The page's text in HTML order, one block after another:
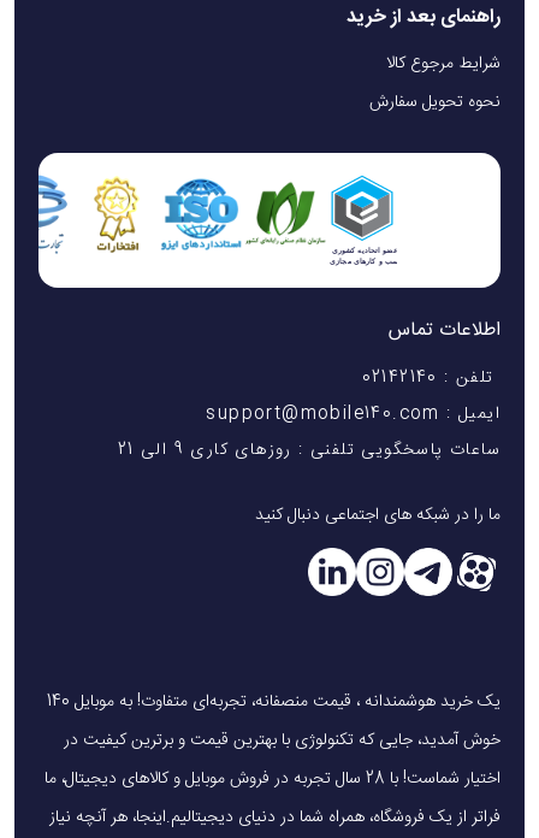
راهنمای بعد از خرید
شرایط مرجوع کالا
نحوه تحویل سفارش
اطلاعات تماس
تلفن : 02142140
ایمیل : support@mobile140.com
ساعات پاسخگویی تلفنی : روزهای کاری 9 الی 21
ما را در شبکه های اجتماعی دنبال کنید
یک خرید هوشمندانه ، قیمت منصفانه، تجربه‌ای متفاوت! به موبایل 140
خوش آمدید، جایی که تکنولوژی با بهترین قیمت و برترین کیفیت در
اختیار شماست! با 28 سال تجربه در فروش موبایل و کالاهای دیجیتال، ما
فراتر از یک فروشگاه، همراه شما در دنیای دیجیتالیم.اینجا، هر آنچه نیاز